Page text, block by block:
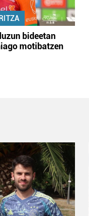
bideetan
motibatzen